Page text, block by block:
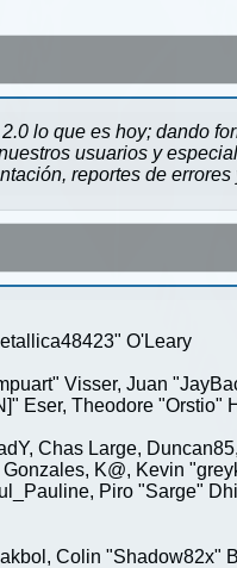
lo que es hoy; dando
usuarios y
reportes de errores
O'Leary
Visser, Juan
Eser, Theodore "Orstio"
Chas Large,
K@, Kevin
Piro "Sarge"
Colin "Shadow82x"